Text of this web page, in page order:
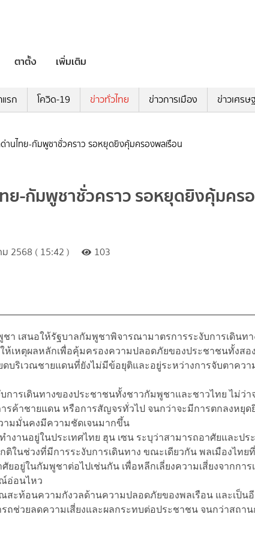
ตาตั้ง เพิ่มเติม
รก โควิด-19 ข่าวทั่วไทย ข่าวการเมือง ข่าวเศรษ
านไทย-กัมพูชาชั่วคราว รอหยุดยิงคุ้มครองพลเรือน
ย-กัมพูชาชั่วคราว รอหยุดยิงคุ้มคร
2568 ( 15:42 ) 103
า เสนอให้รัฐบาลกัมพูชาพิจารณามาตรการระงับการเดินท
เหตุผลหลักเพื่อคุ้มครองความปลอดภัยของประชาชนทั้งสอ
บริเวณชายแดนที่ยังไม่มีข้อยุติและอยู่ระหว่างการจับตาควา
การเดินทางของประชาชนทั้งชาวกัมพูชาและชาวไทย ไม่ว่า
ารค้าชายแดน หรือการสัญจรทั่วไป จนกว่าจะมีการตกลงหยุด
ามมั่นคงมีความชัดเจนมากขึ้น
งานอยู่ในประเทศไทย ฮุน เซน ระบุว่าสามารถอาศัยและปร
ติในช่วงที่มีการระงับการเดินทาง ขณะเดียวกัน พลเมืองไทย
อยู่ในกัมพูชาต่อไปเช่นกัน เพื่อหลีกเลี่ยงความเสี่ยงจากการ
อ่อนไหว
ะท้อนความกังวลด้านความปลอดภัยของพลเรือน และเป็น
ถช่วยลดความเสี่ยงและผลกระทบต่อประชาชน จนกว่าสถา